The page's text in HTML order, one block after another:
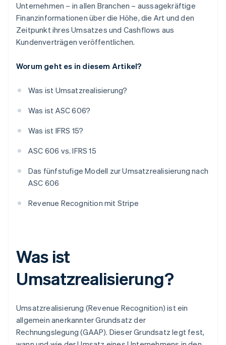
Unternehmen – in allen Branchen – aussagekräftige
Finanzinformationen über die Höhe, die Art und den
Zeitpunkt ihres Umsatzes und Cashflows aus
Kundenverträgen veröffentlichen.
Worum geht es in diesem Artikel?
Was ist Umsatzrealisierung?
Was ist ASC 606?
Was ist IFRS 15?
ASC 606 vs. IFRS 15
Das fünfstufige Modell zur Umsatzrealisierung nach
ASC 606
Revenue Recognition mit Stripe
Was ist
Umsatzrealisierung?
Umsatzrealisierung (Revenue Recognition) ist ein
allgemein anerkannter Grundsatz der
Rechnungslegung (GAAP). Dieser Grundsatz legt fest,